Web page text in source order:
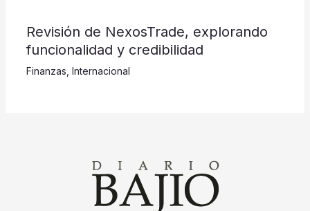
Revisión de NexosTrade, explorando
funcionalidad y credibilidad
Finanzas Internacional